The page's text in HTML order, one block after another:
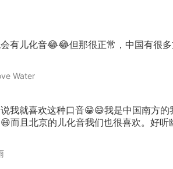
有儿化音😂😂但那很正常，中国有很
Water
我就喜欢这种口音😁😄我是中国南方
而且北京的儿化音我们也很喜欢。好